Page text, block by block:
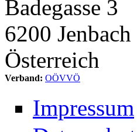
Badegasse 3
6200 Jenbach
Österreich
Verband: OÖVVÖ
Impressum